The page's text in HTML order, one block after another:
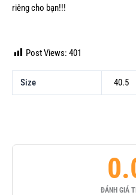
riêng cho bạn!!!
Post Views: 401
Size 40.5
ĐÁNH GIÁ